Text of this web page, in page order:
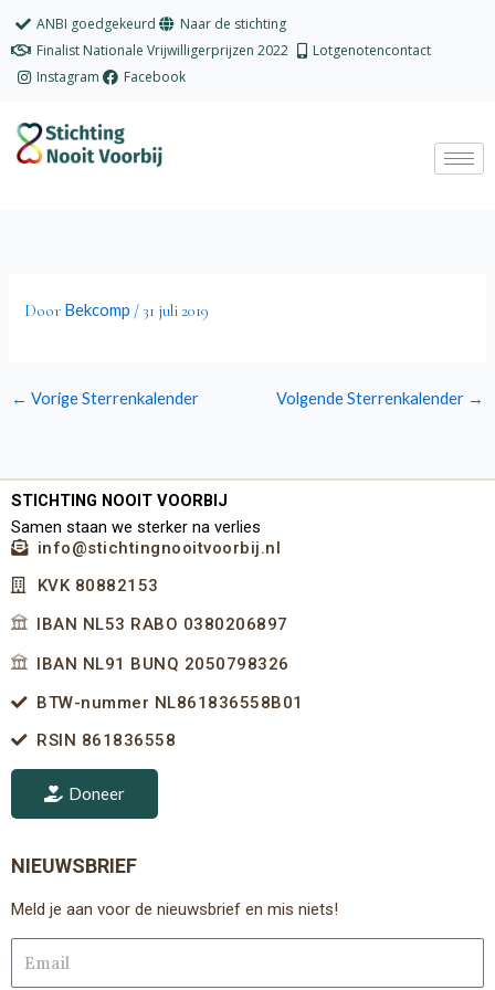
ANBI goedgekeurd
Naar de stichting
Finalist Nationale Vrijwilligerprijzen 2022
Lotgenotencontact
Instagram
Facebook
Door Bekcomp / 31 juli 2019
← Vorige Sterrenkalender Volgende Sterrenkalender →
STICHTING NOOIT VOORBIJ
Samen staan we sterker na verlies
info@stichtingnooitvoorbij.nl
KVK 80882153
IBAN NL53 RABO 0380206897
IBAN NL91 BUNQ 2050798326
BTW-nummer NL861836558B01
RSIN 861836558
Doneer
NIEUWSBRIEF
Meld je aan voor de nieuwsbrief en mis niets!